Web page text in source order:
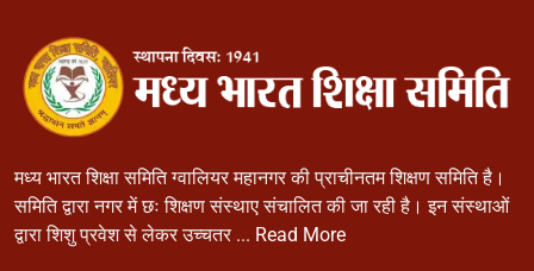
मध्य भारत शिक्षा समिति ग्वालियर महानगर की प्राचीनतम शिक्षण समिति है।
समिति द्वारा नगर में छः शिक्षण संस्थाए संचालित की जा रही है। इन संस्थाओं
द्वारा शिशु प्रवेश से लेकर उच्चतर ... Read More